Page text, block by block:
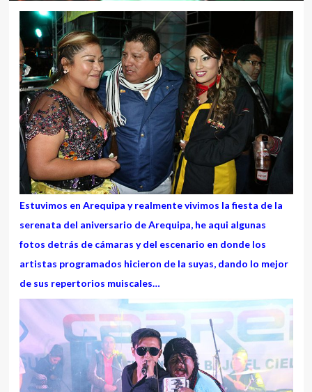
Estuvimos en Arequipa y realmente vivimos la fiesta de la
serenata del aniversario de Arequipa, he aqui algunas
fotos detrás de cámaras y del escenario en donde los
artistas programados hicieron de la suyas, dando lo mejor
de sus repertorios muiscales…